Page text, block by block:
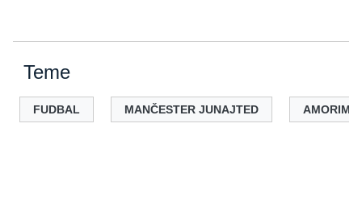
Teme
FUDBAL MANČESTER JUNAJTED AMORIM